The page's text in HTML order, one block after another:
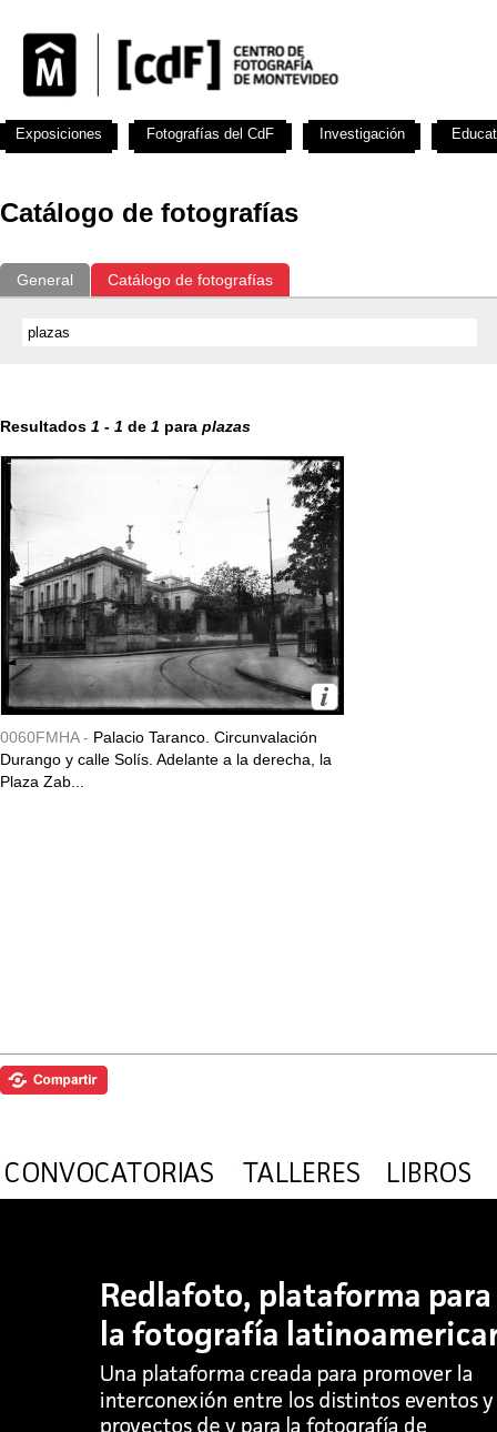
Catálogo de fotografías
General Catálogo de fotografías
Resultados 1 - 1 de 1 para plazas
0060FMHA - Palacio Taranco. Circunvalación
Durango y calle Solís. Adelante a la derecha, la
Plaza Zab...
Exposiciones Fotografías del CdF Investigación